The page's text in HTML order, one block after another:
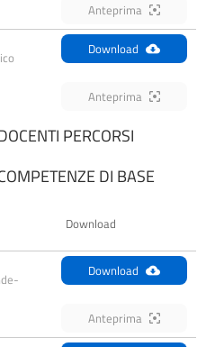
Anteprima
Download
Anteprima
PERCORSI
DI BASE
Download
Download
Anteprima